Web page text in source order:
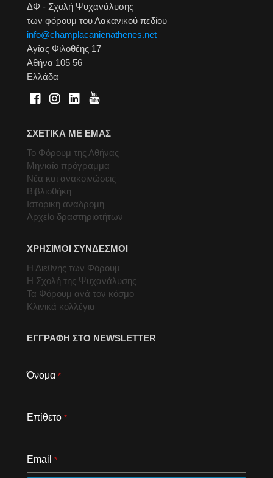
ΔΦ - Σχολή Ψυχανάλυσης
των φόρουμ του Λακανικού πεδίου
info@champlacanienathenes.net
Αγίας Φιλοθέης 17
Αθήνα 105 56
Ελλάδα
ΣΧΕΤΙΚΑ ΜΕ ΕΜΑΣ
Το Φόρουμ της Αθήνας
Μηνιαίο πρόγραμμα
Νέα και ανακοινώσεις
Βιβλιοθήκη
Ιστορική αναδρομή
Αρχείο δραστηριοτήτων
ΧΡΗΣΙΜΟΙ ΣΥΝΔΕΣΜΟΙ
Η Διεθνής των Φόρουμ
Η Σχολή της Ψυχανάλυσης
Τα Φόρουμ ανά τον κόσμο
Κλινικά κολλέγια
ΕΓΓΡΑΦΗ ΣΤΟ NEWSLETTER
Όνομα *
Επίθετο *
Email *